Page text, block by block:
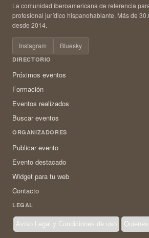
La comunidad iberoamericana de referencia
profesional jurídico hispanohablante. Más de
desde 2014.
Instagram Bluesky
DIRECTORIO
Próximos eventos
Formación
Eventos realizados
Buscar eventos
ORGANIZADORES
Publicar evento
Evento destacado
Widget para tu web
Contacto
LEGAL
Aviso Legal y Condiciones de uso